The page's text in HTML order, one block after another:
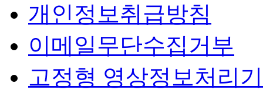
개인정보취급방침
이메일무단수집거부
고정형 영상정보처리